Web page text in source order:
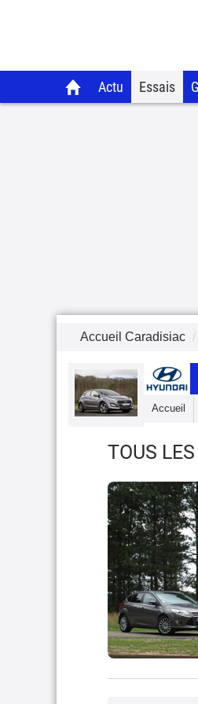
Actu Essais
Accueil Caradisiac
Accueil
TOUS